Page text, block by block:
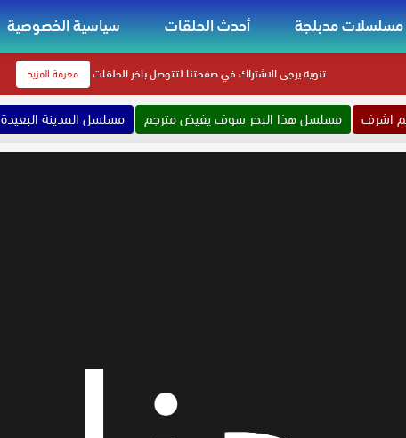
مسلسلات مدبلجة أحدث الحلقات سياسية الخصوصية
تنويهيرجى الاشتراك في صفحتنا لتتوصل باخر الحلقات معرفة المزيد
اشرف مسلسل هذا البحر سوف يفيض مترجم مسلسل المدينة البعيدة